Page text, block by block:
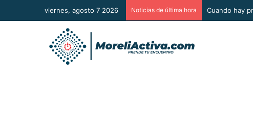
viernes, agosto 7 2026 Noticias de última hora